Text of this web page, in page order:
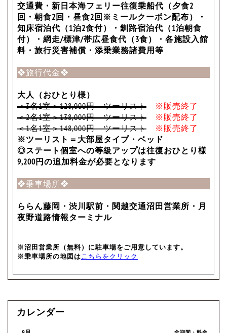
交通費・新日本海フェリー往復乗船代（夕食2
回・朝食2回・昼食2回※ミールクーポン配布）・
知床宿泊代（1泊2食付）・釧路宿泊代（1泊朝食
付）・網走/標津/帯広昼食代（3食）・各施設入館
料・旅行災害補償・添乗業務諸費用等
❖旅行代金❖
大人（おひとり様）
＜3名1室＞128,000円 ツーリスト
※販売終了
＜2名1室＞138,000円 ツーリスト
※販売終了
＜1名1室＞148,000円 ツーリスト
※販売終了
※ツーリスト＝大部屋タイプ・ベッド
◎ステート個室への等級アップは往復おひとり様
9,200円の追加料金が必要となります
❖乗車場所❖
ららん藤岡・渋川駅前・関越交通沼田営業所・月
夜野道路情報ターミナル
※沼田営業所（無料）に駐車場をご用意しています。
※乗車場所の地図はこちらをクリック
カレンダー